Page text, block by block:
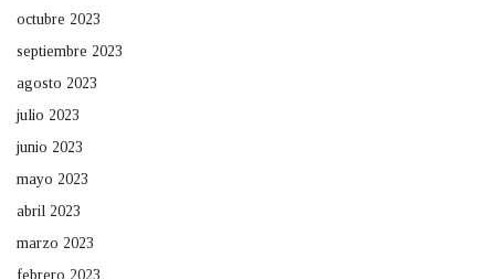
octubre 2023
septiembre 2023
agosto 2023
julio 2023
junio 2023
mayo 2023
abril 2023
marzo 2023
febrero 2023